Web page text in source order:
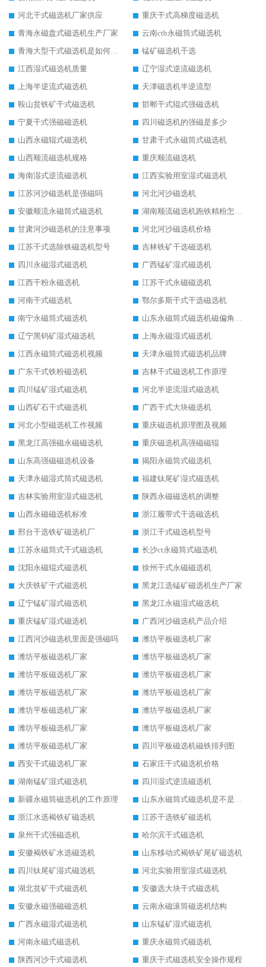
河北干式磁选机厂家供应
重庆干式高梯度磁选机
青海永磁盘式磁选机生产厂家
云南ctb永磁筒式磁选机
青海大型干式磁选机是如何选矿的
锰矿磁选机干选
江西湿式磁选机质量
辽宁湿式逆流磁选机
上海半逆流式磁选机
天津磁选机半逆流型
鞍山贫铁矿干式磁选机
邯郸干式辊式强磁选机
宁夏干式强磁磁选机
四川磁选机的强磁是多少
山西永磁辊式磁选机
甘肃干式永磁筒式磁选机
山西顺流磁选机规格
重庆顺流磁选机
海南湿式逆流磁选机
江西实验用室湿式磁选机
江苏河沙磁选机是强磁吗
河北河沙磁选机
安徽顺流永磁筒式磁选机
湖南顺流磁选机跑铁精粉怎么处理
甘肃河沙磁选机的注意事项
河北河沙磁选机价格
江苏干式选除铁磁选机型号
吉林铁矿干选磁选机
四川永磁湿式磁选机
广西锰矿湿式磁选机
江西干粉永磁选机
江苏干式永磁磁选机
河南干式磁选机
鄂尔多斯干式干选磁选机
南宁永磁筒式磁选机
山东永磁筒式磁选机磁偏角怎么调整
辽宁黑钨矿湿式磁选机
上海永磁湿式磁选机
江西永磁筒式磁选机视频
天津永磁筒式磁选机品牌
广东干式铁粉磁选机
吉林干式磁选机工作原理
四川锰矿湿式磁选机
河北半逆流湿式磁选机
山西矿石干式磁选机
广西干式大块磁选机
河北小型磁选机工作视频
重庆磁选机原理图及视频
黑龙江高强磁永磁磁选机
重庆磁选机高强磁磁辊
山东高强磁磁选机设备
揭阳永磁筒式磁选机
天津永磁湿式筒式磁选机
福建钛尾矿湿式磁选机
吉林实验用室湿式磁选机
陕西永磁磁选机的调整
山西永磁磁选机标准
浙江履带式干选磁选机
邢台干选铁矿磁选机厂
浙江干式磁选机型号
江苏永磁筒式干式磁选机
长沙ct永磁筒式磁选机
沈阳永磁辊式磁选机
徐州干式永磁磁选机
大庆铁矿干式磁选机
黑龙江选锰矿磁选机生产厂家
辽宁锰矿湿式磁选机
黑龙江永磁湿式磁选机
重庆锰矿湿式磁选机
广西河沙磁选机产品介绍
江西河沙磁选机里面是强磁吗
潍坊平板磁选机厂家
潍坊平板磁选机厂家
潍坊平板磁选机厂家
潍坊平板磁选机厂家
潍坊平板磁选机厂家
潍坊平板磁选机厂家
潍坊平板磁选机厂家
潍坊平板磁选机厂家
潍坊平板磁选机厂家
潍坊平板磁选机厂家
潍坊平板磁选机厂家
潍坊平板磁选机厂家
四川平板磁选机磁铁排列图
西安干式磁选机厂家
石家庄干式磁选机价格
湖南锰矿湿式磁选机
四川湿式逆流磁选机
新疆永磁筒磁选机的工作原理
山东永磁筒式磁选机是不是强磁
浙江水选褐铁矿磁选机
江苏干选铁矿磁选机
泉州干式强磁选机
哈尔滨干式磁选机
安徽褐铁矿水选磁选机
山东移动式褐铁矿尾矿磁选机
四川钛尾矿湿式磁选机
河北实验用室湿式磁选机
湖北贫矿干式磁选机
安徽选大块干式磁选机
安徽永磁强磁磁选机
云南永磁滚筒磁选机结构
广西永磁湿式磁选机
山东锰矿湿式磁选机
河南永磁式磁选机
重庆永磁筒式磁选机
陕西河沙干式磁选机
重庆干式磁选机安全操作规程